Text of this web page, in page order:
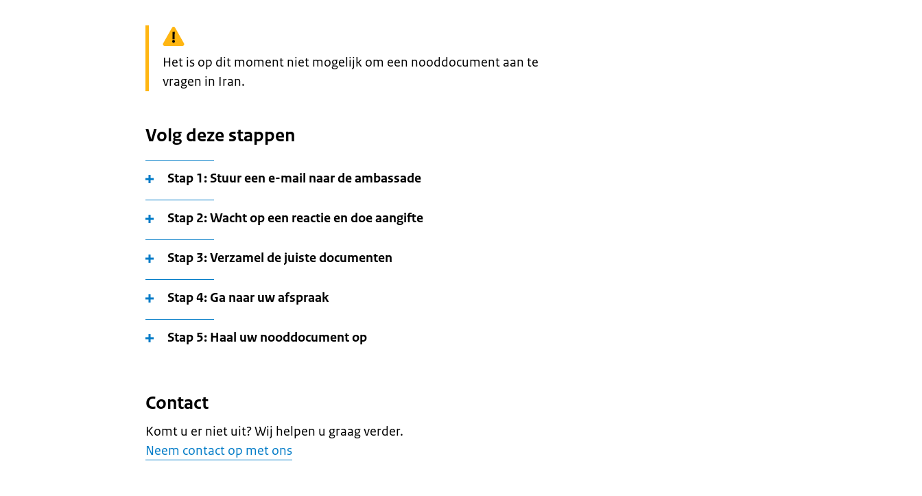
Waarschuwing:
Het is op dit moment niet mogelijk om een nooddocument aan te
vragen in Iran.
Volg deze stappen
Stap 1: Stuur een e-mail naar de ambassade
Stap 2: Wacht op een reactie en doe aangifte
Stap 3: Verzamel de juiste documenten
Stap 4: Ga naar uw afspraak
Stap 5: Haal uw nooddocument op
Contact
Komt u er niet uit? Wij helpen u graag verder.
Neem contact op met ons